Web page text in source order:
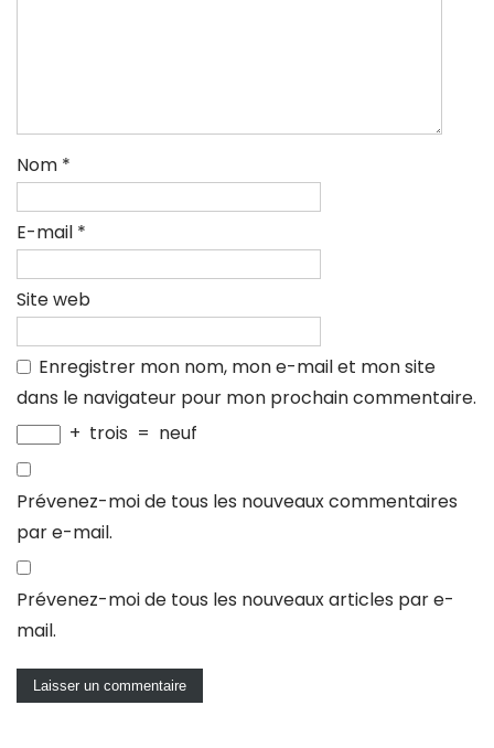
Nom *
E-mail *
Site web
Enregistrer mon nom, mon e-mail et mon site
dans le navigateur pour mon prochain commentaire.
+ trois = neuf
Prévenez-moi de tous les nouveaux commentaires
par e-mail.
Prévenez-moi de tous les nouveaux articles par e-
mail.